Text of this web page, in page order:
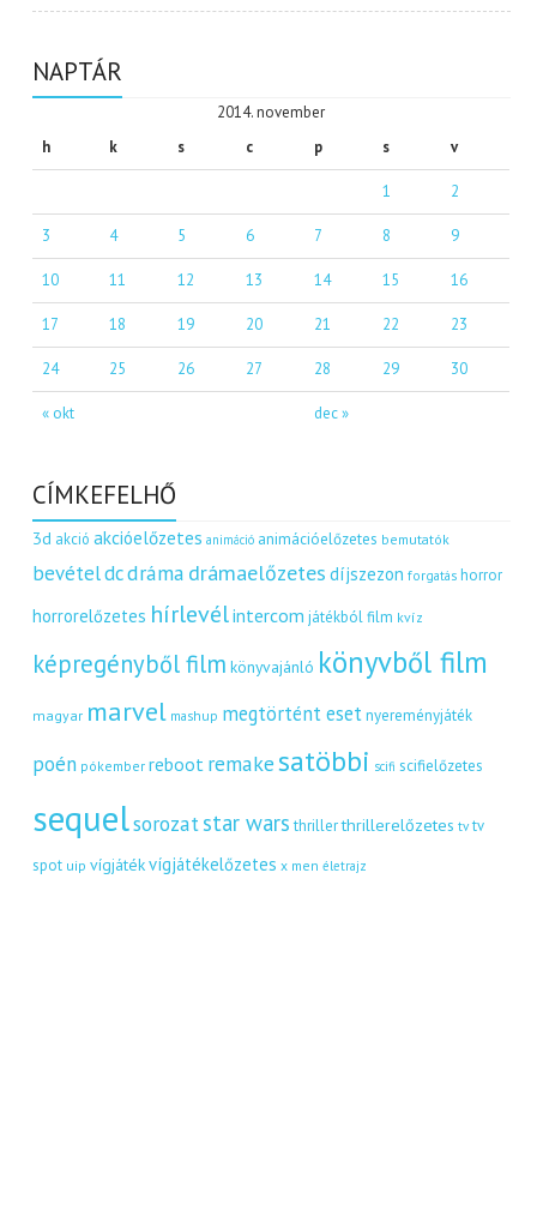
NAPTÁR
2014. november
h
k s c p s v
« okt dec »
1 2
3 4 5 6 7 8 9
10 11 12 13 14 15 16
17 18 19 20 21 22 23
24 25 26 27 28 29 30
CÍMKEFELHŐ
3d akció akcióelőzetes animáció animációelőzetes bemutatók
bevételdcdráma drámaelőzetes díjszezon forgatás horror
horrorelőzetes hírlevélintercom játékból film kvíz
képregényből film könyvajánló könyvből film
magyar marvel mashup megtörtént eset nyereményjáték
poén pókember reboot remakesatöbbi scifi scifielőzetes
sequelsorozatstar wars thriller thrillerelőzetes tv tv
spot uip vígjátékvígjátékelőzetes x men életrajz